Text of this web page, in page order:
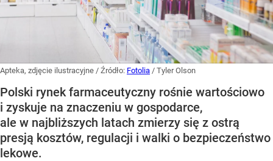
Apteka, zdjęcie ilustracyjne / Źródło: Fotolia / Tyler Olson
Polski rynek farmaceutyczny rośnie wartościowo
i zyskuje na znaczeniu w gospodarce,
ale w najbliższych latach zmierzy się z ostrą
presją kosztów, regulacji i walki o bezpieczeństwo
lekowe.